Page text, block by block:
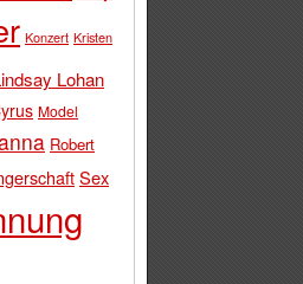
Konzert Kristen
Lohan
Model
Robert
Sex